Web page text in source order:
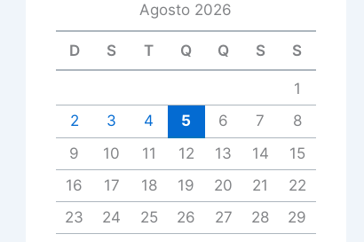
Agosto 2026
D S T Q Q S S
1
2
3 4 5 6 7
8
9
10 11 12 13 14
15
16
17 18 19 20 21
22
23
24 25 26 27 28
29